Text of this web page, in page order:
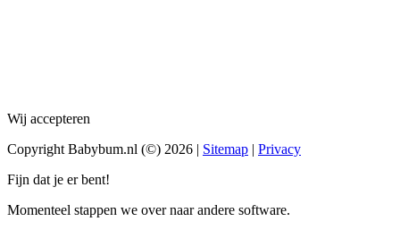
Wij accepteren
Copyright Babybum.nl (©) 2026 | Sitemap | Privacy
Fijn dat je er bent!
Momenteel stappen we over naar andere software.